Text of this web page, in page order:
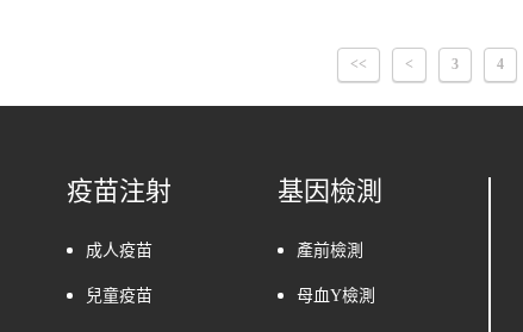
<< < 3 4
疫苗注射
成人疫苗
兒童疫苗
基因檢測
產前檢測
母血Y檢測